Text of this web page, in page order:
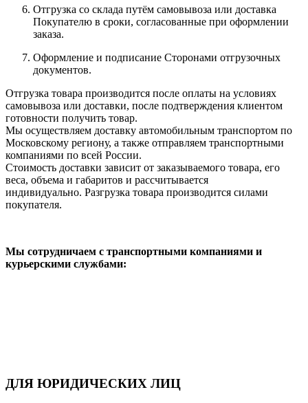
Отгрузка со склада путём самовывоза или доставка
Покупателю в сроки, согласованные при оформлении
заказа.
Оформление и подписание Сторонами отгрузочных
документов.
Отгрузка товара производится после оплаты на условиях
самовывоза или доставки, после подтверждения клиентом
готовности получить товар.
Мы осуществляем доставку автомобильным транспортом по
Московскому региону, а также отправляем транспортными
компаниями по всей России.
Стоимость доставки зависит от заказываемого товара, его
веса, объема и габаритов и рассчитывается
индивидуально. Разгрузка товара производится силами
покупателя.
Мы сотрудничаем с транспортными компаниями и
курьерскими службами:
ДЛЯ ЮРИДИЧЕСКИХ ЛИЦ